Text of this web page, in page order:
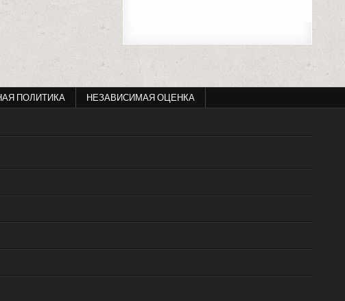
ПОЛИТИКА НЕЗАВИСИМАЯ ОЦЕНКА